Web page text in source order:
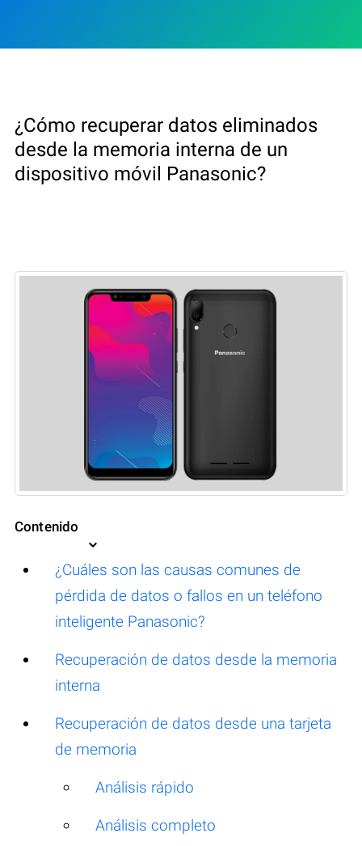
¿Cómo recuperar datos eliminados
desde la memoria interna de un
dispositivo móvil Panasonic?
Contenido
¿Cuáles son las causas comunes de
pérdida de datos o fallos en un teléfono
inteligente Panasonic?
Recuperación de datos desde la memoria
interna
Recuperación de datos desde una tarjeta
de memoria
Análisis rápido
Análisis completo